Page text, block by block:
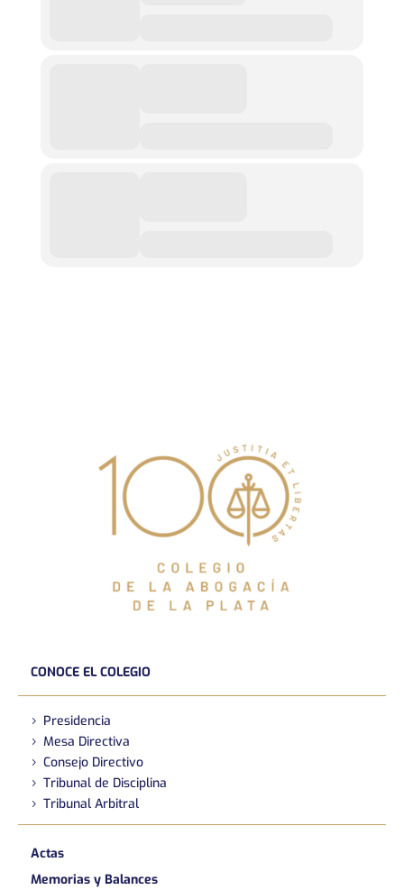
CONOCE EL COLEGIO
Presidencia
Mesa Directiva
Consejo Directivo
Tribunal de Disciplina
Tribunal Arbitral
Actas
Memorias y Balances